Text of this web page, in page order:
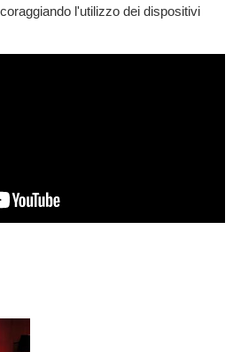
l'utilizzo dei dispositivi